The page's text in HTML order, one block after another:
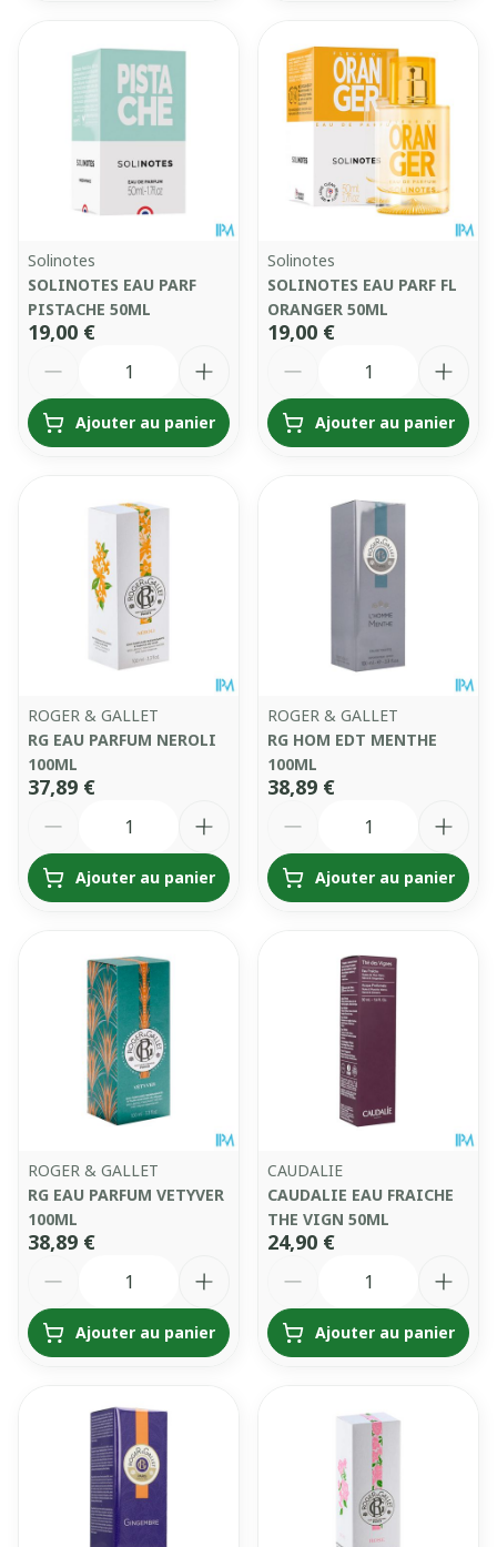
Solinotes
SOLINOTES EAU PARF
PISTACHE 50ML
19,00 €
Ajouter au panier
Solinotes
SOLINOTES EAU PARF FL
ORANGER 50ML
19,00 €
Ajouter au panier
ROGER & GALLET
RG EAU PARFUM NEROLI
100ML
37,89 €
Ajouter au panier
ROGER & GALLET
RG HOM EDT MENTHE
100ML
38,89 €
Ajouter au panier
ROGER & GALLET
RG EAU PARFUM VETYVER
100ML
38,89 €
Ajouter au panier
CAUDALIE
CAUDALIE EAU FRAICHE
THE VIGN 50ML
24,90 €
Ajouter au panier